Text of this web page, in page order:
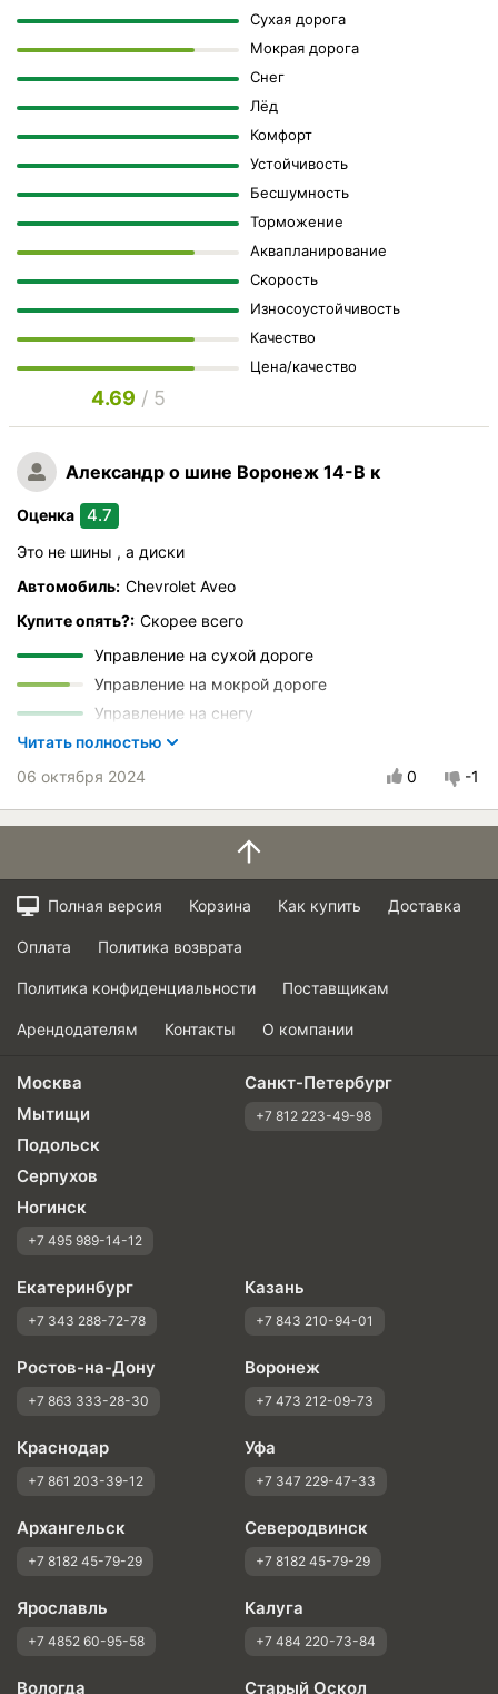
Сухая дорога
Мокрая дорога
Снег
Лёд
Комфорт
Устойчивость
Бесшумность
Торможение
Аквапланирование
Скорость
Износоустойчивость
Качество
Цена/качество
4.69 / 5
Александр о шине Воронеж 14-В к
Оценка 4.7
Это не шины , а диски
Автомобиль: Chevrolet Aveo
Купите опять?: Скорее всего
Управление на сухой дороге
Управление на мокрой дороге
Управление на снегу
Управление на льду
Курсовая устойчивость
Бесшумность в движении
Эффективность торможения
Скоростные характеристики
Износоустойчивость
Оправданность цены
Читать полностью
06 октября 2024
0 -1
Полная версия Корзина Как купить Доставка
Оплата Политика возврата
Политика конфиденциальности Поставщикам
Арендодателям Контакты О компании
Москва
Мытищи
Подольск
Серпухов
Ногинск
+7 495 989-14-12
Санкт-Петербург
+7 812 223-49-98
Екатеринбург
+7 343 288-72-78
Казань
+7 843 210-94-01
Ростов-на-Дону
+7 863 333-28-30
Воронеж
+7 473 212-09-73
Краснодар
+7 861 203-39-12
Уфа
+7 347 229-47-33
Архангельск
+7 8182 45-79-29
Северодвинск
+7 8182 45-79-29
Ярославль
+7 4852 60-95-58
Калуга
+7 484 220-73-84
Вологда Старый Оскол